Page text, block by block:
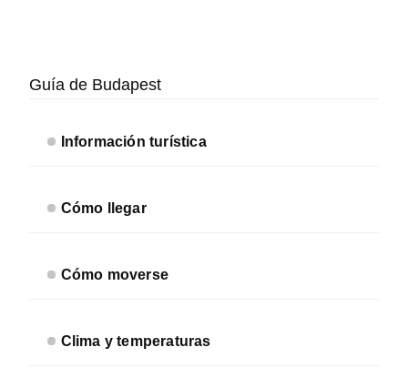
lateral
Guía de Budapest
Información turística
Cómo llegar
Cómo moverse
Clima y temperaturas